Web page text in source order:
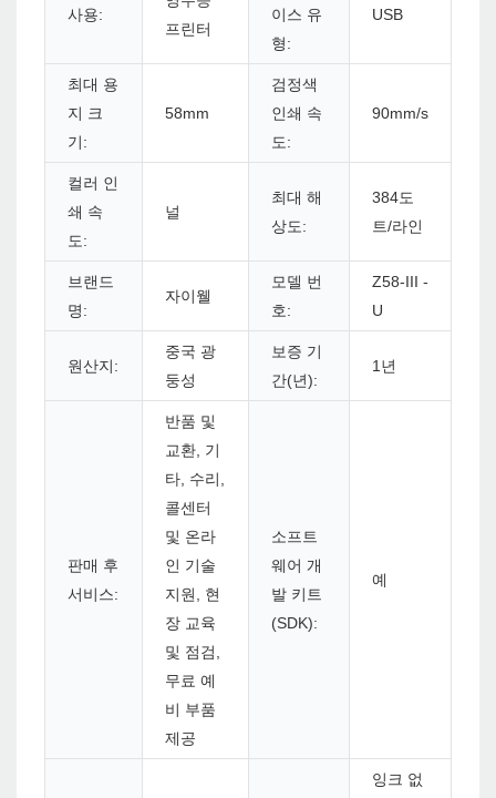
사용:
프린터
이스 유
형:
USB
최대 용
지 크
기:
58mm
검정색
인쇄 속
도:
90mm/s
컬러 인
쇄 속
도:
널
최대 해
상도:
384도
트/라인
브랜드
명:
자이웰
모델 번
호:
Z58-III -
U
원산지:
중국 광
둥성
보증 기
간(년):
1년
판매 후
서비스:
반품 및
교환, 기
타, 수리,
콜센터
및 온라
인 기술
지원, 현
장 교육
및 점검,
무료 예
비 부품
제공
소프트
웨어 개
발 키트
(SDK):
예
잉크 없